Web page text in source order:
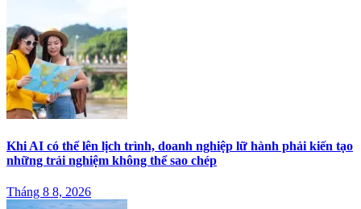
Khi AI có thể lên lịch trình, doanh nghiệp lữ hành phải kiến tạo
những trải nghiệm không thể sao chép
Tháng 8 8, 2026